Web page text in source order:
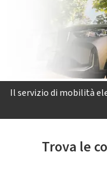
Il servizio di mobilità
Trova le